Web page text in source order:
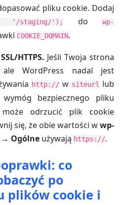
pliku cookie. Dodaj
'/staging/'); dowp-
COOKIE_DOMAIN.
HTTPS. Jeśli Twoja strona
WordPress nadal jest
http:// w siteurl lub
bezpiecznego pliku
odrzucić plik cookie
się, że obie wartości wwp-
Ogólne używają https://.
co
po
plików cookie i